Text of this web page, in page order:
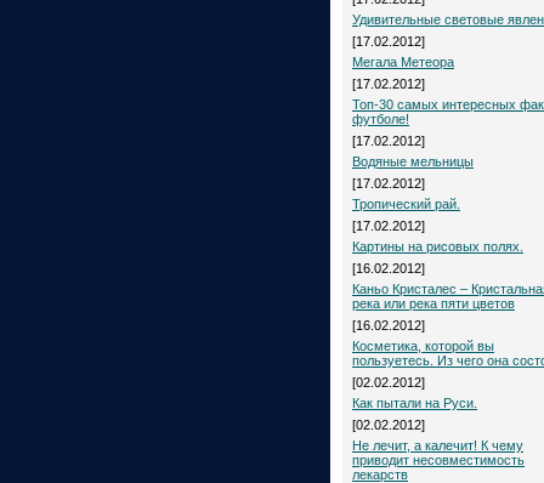
Удивительные световые
[17.02.2012]
Мегала Метеора
[17.02.2012]
Топ-30 самых интересных
футболе!
[17.02.2012]
Водяные мельницы
[17.02.2012]
Тропический рай.
[17.02.2012]
Картины на рисовых полях.
[16.02.2012]
Каньо Кристалес –
река или река пяти цветов
[16.02.2012]
Косметика, которой вы
пользуетесь. Из чего она
[02.02.2012]
Как пытали на Руси.
[02.02.2012]
Не лечит, а калечит! К чему
приводит несовместимость
лекарств